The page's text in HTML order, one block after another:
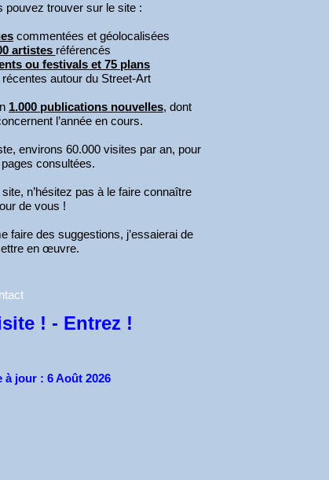
pouvez trouver sur le site :
commentées et géolocalisées
artistes référencés
ou festivals et 75 plans
autour du Street-Art
1.000 publications nouvelles, dont
l’année en cours.
environs 60.000 visites par an, pour
consultées.
n’hésitez pas à le faire connaître
de vous !
faire des suggestions, j’essaierai de
en œuvre.
! - Entrez !
à jour : 6 Août 2026